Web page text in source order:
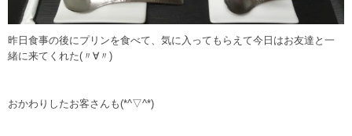
昨日食事の後にプリンを食べて、気に入ってもらえて今日はお友達と一
緒に来てくれた(〃∀〃)
おかわりしたお客さんも(*^▽^*)